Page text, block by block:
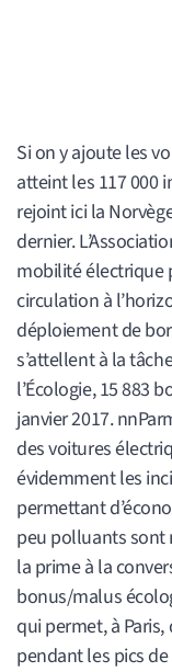
Si on y ajoute les
atteint les 117 000
rejoint ici la
dernier.
mobilité électrique
circulation à
déploiement de
s’attellent à la
l’Écologie, 15 883
janvier 2017.
des voitures
évidemment les
permettant
peu polluants sont
la prime à la
bonus/malus
qui permet, à
pendant les pics